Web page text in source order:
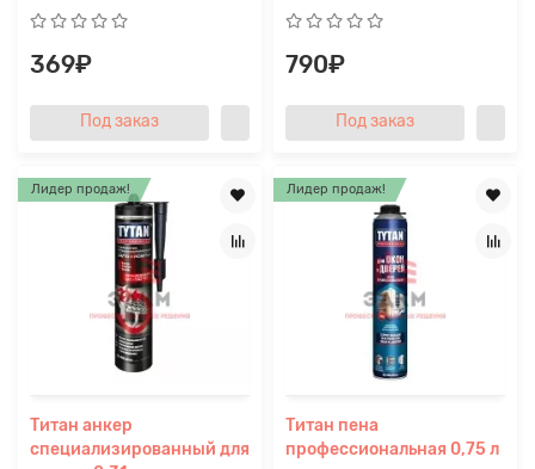
369₽
Под заказ
790₽
Под заказ
Лидер продаж!
Титан анкер
специализированный для
Лидер продаж!
Титан пена
профессиональная 0,75 л
Прикрепите
файл